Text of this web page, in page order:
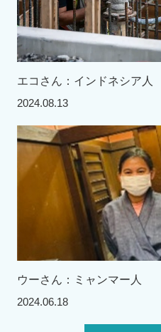
エコさん：インドネシア人
2024.08.13
ウーさん：ミャンマー人
2024.06.18